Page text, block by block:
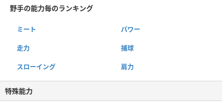
野手の能力毎のランキング
ミート パワー
走力 捕球
スローイング 肩力
特殊能力